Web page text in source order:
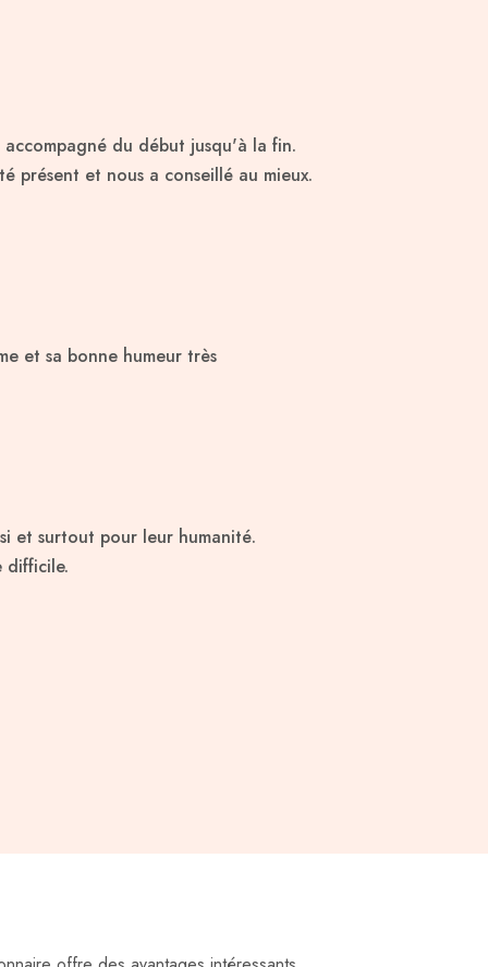
du début jusqu'à la fin.
présent et nous a conseillé au mieux.
et sa bonne humeur très
et surtout pour leur humanité.
difficile.